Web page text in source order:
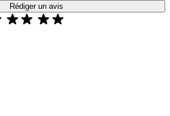
Rédiger un avis